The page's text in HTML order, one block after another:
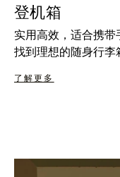
登机箱
实用高效，适合携带
找到理想的随身行李
了解更多